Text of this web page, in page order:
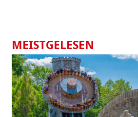
MEISTGELESEN